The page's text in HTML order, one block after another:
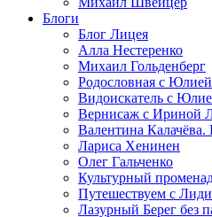
Блоги
Блог Лицея
Алла Нестеренко
Михаил Гольденберг
Родословная с
Видоискатель с
Вернисаж с Ириной
Валентина Калачёва.
Лариса Хенинен
Олег Гальченко
Культурный
Путешествуем с
Лазурный Берег без